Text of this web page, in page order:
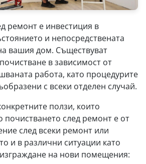
ремонт е инвестиция в
и непосредствената
вашия дом. Съществуват
в зависимост от
работа, като процедурите
с всеки отделен случай.
ползи, които
почистването след ремонт е от
след всеки ремонт или
и в различни ситуации като
на нови помещения: